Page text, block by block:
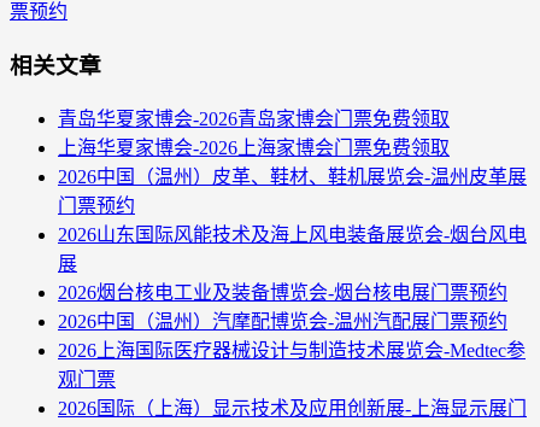
票预约
相关文章
青岛华夏家博会-2026青岛家博会门票免费领取
上海华夏家博会-2026上海家博会门票免费领取
2026中国（温州）皮革、鞋材、鞋机展览会-温州皮革展
门票预约
2026山东国际风能技术及海上风电装备展览会-烟台风电
展
2026烟台核电工业及装备博览会-烟台核电展门票预约
2026中国（温州）汽摩配博览会-温州汽配展门票预约
2026上海国际医疗器械设计与制造技术展览会-Medtec参
观门票
2026国际（上海）显示技术及应用创新展-上海显示展门